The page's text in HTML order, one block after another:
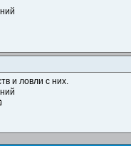
и ловли с них.